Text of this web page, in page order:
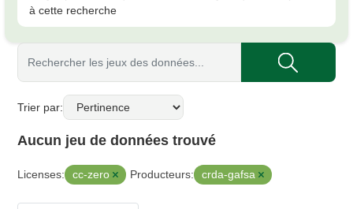
à cette recherche
Trier par
Aucun jeu de données trouvé
Licenses: cc-zero Producteurs: crda-gafsa